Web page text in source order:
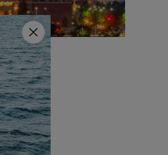
Close